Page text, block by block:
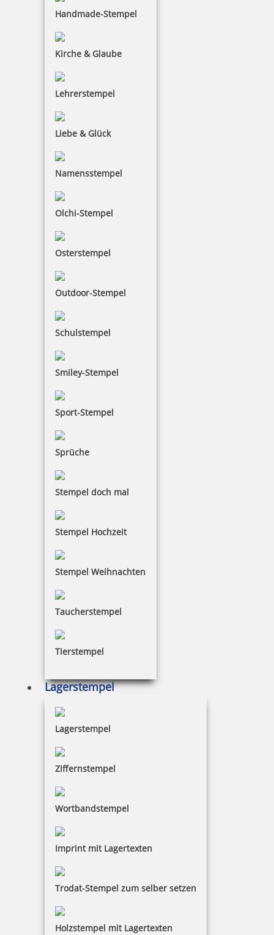
Handmade-Stempel
Kirche & Glaube
Lehrerstempel
Liebe & Glück
Namensstempel
Olchi-Stempel
Osterstempel
Outdoor-Stempel
Schulstempel
Smiley-Stempel
Sport-Stempel
Sprüche
Stempel doch mal
Stempel Hochzeit
Stempel Weihnachten
Taucherstempel
Tierstempel
Lagerstempel
Lagerstempel
Ziffernstempel
Wortbandstempel
Imprint mit Lagertexten
Trodat-Stempel zum selber setzen
Holzstempel mit Lagertexten
Trodat Classic Datumstempel 2910 P10 70x50 mm
Trodat Stegstempel 1010/56 Text mit Datum 4 mm Schrifthöhe
Jetzt gestalten
Trodat Stegstempel 1004/35
Jetzt gestalten
Colop Bänderstempel P700/S3 Datum Rechts
30,23 €
Das bedeutet, es muss ein separates Kissen dazu
bestellt werden. Bei dem Trodat Classic-
Textplatte und der Text befindet sich darüber und
darunter. Der Text dieses Stempels ist individuell von